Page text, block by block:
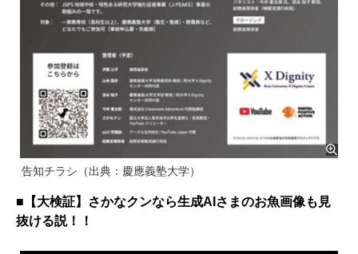
告知チラシ（出典：慶應義塾大学）
■【大検証】さかなクンなら生成AIさまのお魚画像も見
抜ける説！！